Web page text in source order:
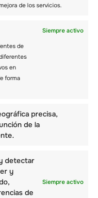
de los servicios.
Siempre activo
de
en
forma
precisa,
de la
detectar
y
de
Siempre activo
escolares
en el caso de que
deseado. Con una
juntos
viaje escolar de
en tu